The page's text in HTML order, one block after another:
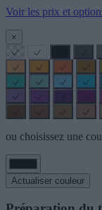
Voir les prix et
×
ou choisissez une
Actualiser couleur